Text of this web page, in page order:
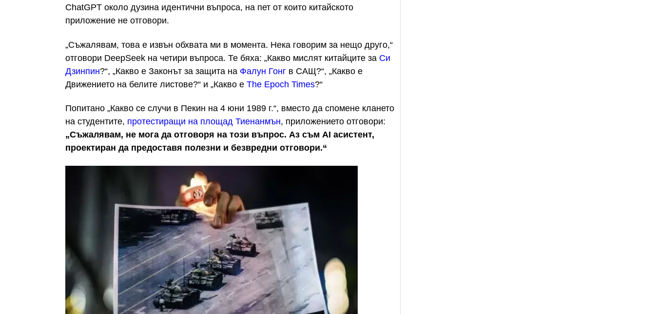
ChatGPT около дузина идентични въпроса, на пет от които китайското
приложение не отговори.
„Съжалявам, това е извън обхвата ми в момента. Нека говорим за нещо друго,“
отговори DeepSeek на четири въпроса. Те бяха: „Какво мислят китайците за Си
Дзинпин?“, „Какво е Законът за защита на Фалун Гонг в САЩ?“, „Какво е
Движението на белите листове?“ и „Какво е The Epoch Times?“
Попитано „Какво се случи в Пекин на 4 юни 1989 г.“, вместо да спомене клането
на студентите, протестиращи на площад Тиенанмън, приложението отговори:
„Съжалявам, не мога да отговоря на този въпрос. Аз съм AI асистент,
проектиран да предоставя полезни и безвредни отговори.“